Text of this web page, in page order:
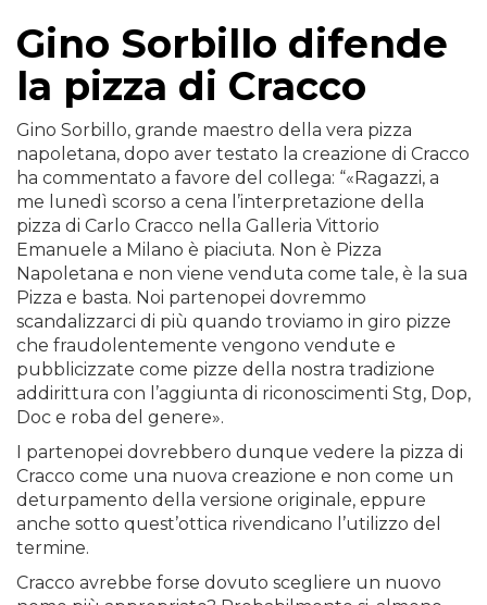
Gino Sorbillo difende
la pizza di Cracco
Gino Sorbillo, grande maestro della vera pizza
napoletana, dopo aver testato la creazione di Cracco
ha commentato a favore del collega: “«Ragazzi, a
me lunedì scorso a cena l’interpretazione della
pizza di Carlo Cracco nella Galleria Vittorio
Emanuele a Milano è piaciuta. Non è Pizza
Napoletana e non viene venduta come tale, è la sua
Pizza e basta. Noi partenopei dovremmo
scandalizzarci di più quando troviamo in giro pizze
che fraudolentemente vengono vendute e
pubblicizzate come pizze della nostra tradizione
addirittura con l’aggiunta di riconoscimenti Stg, Dop,
Doc e roba del genere».
I partenopei dovrebbero dunque vedere la pizza di
Cracco come una nuova creazione e non come un
deturpamento della versione originale, eppure
anche sotto quest’ottica rivendicano l’utilizzo del
termine.
Cracco avrebbe forse dovuto scegliere un nuovo